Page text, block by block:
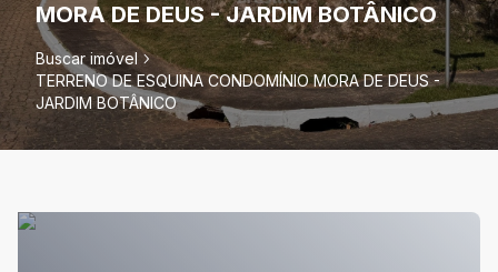
MORA DE DEUS - JARDIM BOTÂNICO
Buscar imóvel
TERRENO DE ESQUINA CONDOMÍNIO MORA DE DEUS -
JARDIM BOTÂNICO